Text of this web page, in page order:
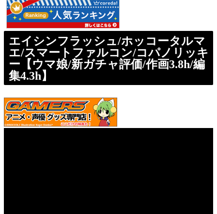
エイシンフラッシュ/ホッコータルマ
エ/スマートファルコン/コパノリッキ
ー【ウマ娘/新ガチャ評価/作画3.8h/編
集4.3h】